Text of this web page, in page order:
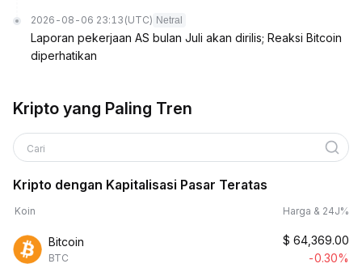
2026-08-06 23:13 (UTC) Netral
Laporan pekerjaan AS bulan Juli akan dirilis; Reaksi Bitcoin
diperhatikan
Kripto yang Paling Tren
Cari
Kripto dengan Kapitalisasi Pasar Teratas
Koin Harga & 24J%
Bitcoin
BTC
$ 64,369.00
-0.30%